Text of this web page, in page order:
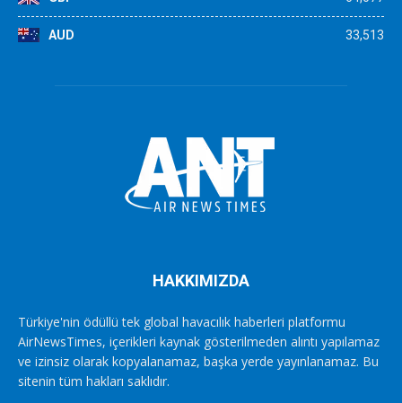
AUD 33,513
HAKKIMIZDA
Türkiye'nin ödüllü tek global havacılık haberleri platformu
AirNewsTimes, içerikleri kaynak gösterilmeden alıntı yapılamaz
ve izinsiz olarak kopyalanamaz, başka yerde yayınlanamaz. Bu
sitenin tüm hakları saklıdır.